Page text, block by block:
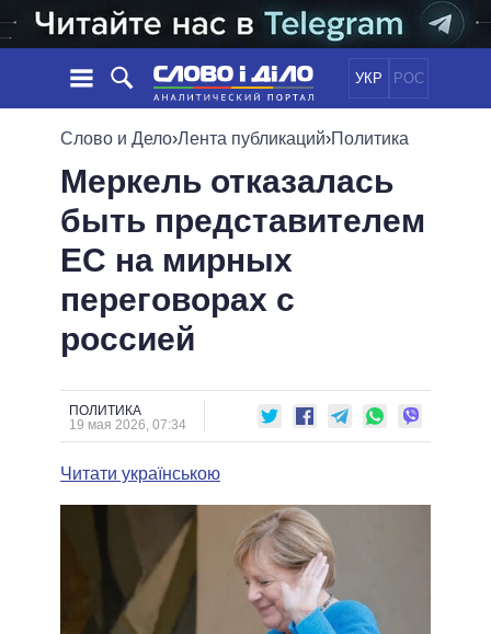
УКР РОС
НОВОСТИ
ЛЕНТА
СОБЫТИЯ
СТАТЬИ
ОБЗОРЫ
ДАЙДЖЕСТЫ
ПОЛИТИКА
ЭКОНОМИКА
ОБЩЕСТВО
ОБЕЩАНИЯ
ПОЛИТИКИ
ВСЕ ПОЛИТИКИ
ПРЕЗИДЕНТ И ОФИС
ВЕРХОВНАЯ РАДА
ГЛАВЫ ОБЛАДМИНИСТРАЦИЙ
МЭРЫ
ВСЕ ПЕРСОНЫ
ИНФОГРАФИКА
СРАВНЕНИЕ ПОЛИТИКОВ
Слово и Дело›Лента публикаций›Политика
Меркель отказалась
быть представителем
ЕС на мирных
переговорах с
россией
ПОЛИТИКА
19 мая 2026, 07:34
Читати українською